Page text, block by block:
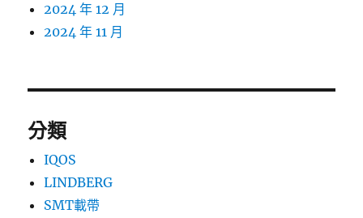
2024 年 12 月
2024 年 11 月
分類
IQOS
LINDBERG
SMT載帶